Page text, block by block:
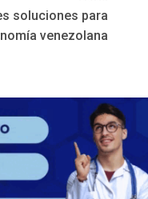
soluciones para
venezolana